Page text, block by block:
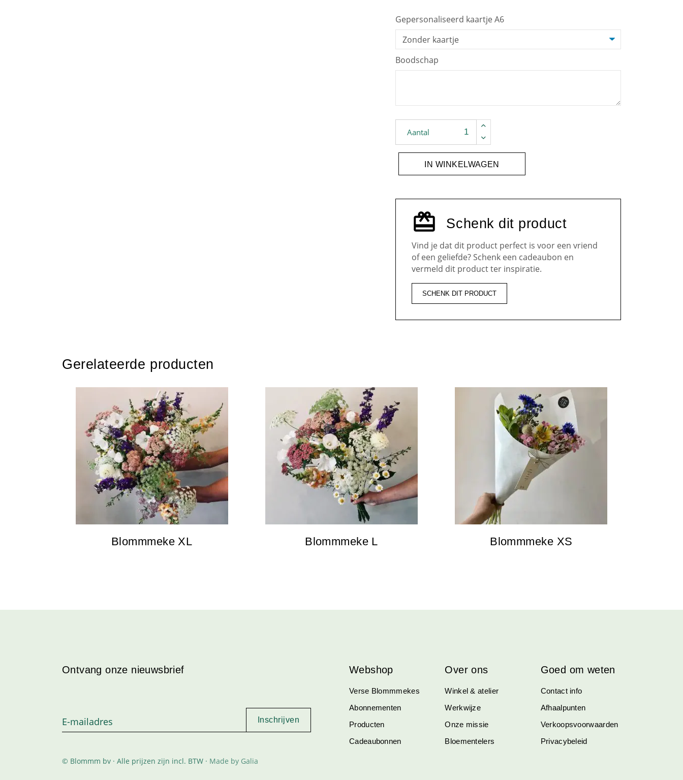
Gepersonaliseerd kaartje A6
Boodschap
Blommmeke S quantity
Aantal
IN WINKELWAGEN
Schenk dit product
Vind je dat dit product perfect is voor een vriend
of een geliefde? Schenk een cadeaubon en
vermeld dit product ter inspiratie.
SCHENK DIT PRODUCT
Gerelateerde producten
Blommmeke XL Blommmeke L Blommmeke XS
Ontvang onze nieuwsbrief
© Blommm bv · Alle prijzen zijn incl. BTW · Made by Galia
Webshop
Verse Blommmekes
Abonnementen
Producten
Cadeaubonnen
Over ons
Winkel & atelier
Werkwijze
Onze missie
Bloementelers
Goed om weten
Contact info
Afhaalpunten
Verkoopsvoorwaarden
Privacybeleid